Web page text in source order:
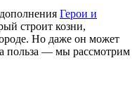
Герои и
строит козни,
Но даже он может
польза — мы рассмотрим